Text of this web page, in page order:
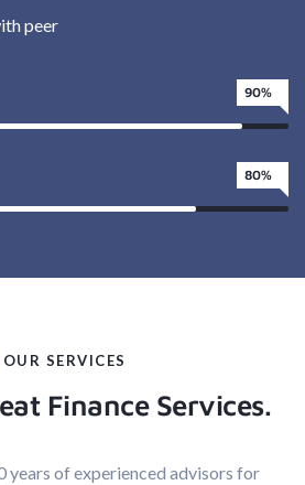
peer
90%
80%
OUR SERVICES
Finance Services.
years of experienced advisors for